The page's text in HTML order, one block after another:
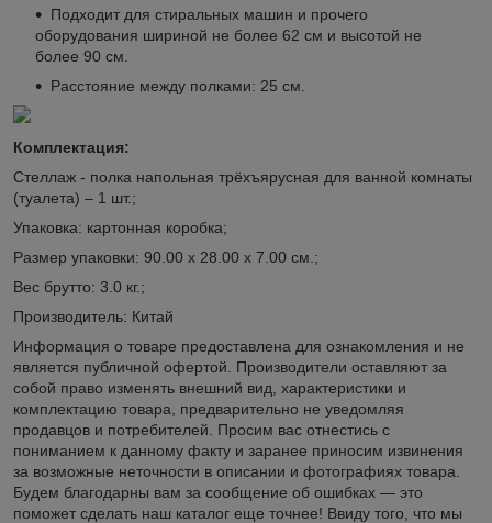
Подходит для стиральных машин и прочего
оборудования шириной не более 62 см и высотой не
более 90 см.
Расстояние между полками: 25 см.
Комплектация:
Стеллаж - полка напольная трёхъярусная для ванной комнаты
(туалета) – 1 шт.;
Упаковка: картонная коробка;
Размер упаковки: 90.00 х 28.00 х 7.00 см.;
Вес брутто: 3.0 кг.;
Производитель: Китай
Информация о товаре предоставлена для ознакомления и не
является публичной офертой. Производители оставляют за
собой право изменять внешний вид, характеристики и
комплектацию товара, предварительно не уведомляя
продавцов и потребителей. Просим вас отнестись с
пониманием к данному факту и заранее приносим извинения
за возможные неточности в описании и фотографиях товара.
Будем благодарны вам за сообщение об ошибках — это
поможет сделать наш каталог еще точнее! Ввиду того, что мы